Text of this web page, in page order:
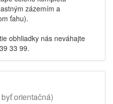
zázemím a
ťahu).
obhliadky nás neváhajte
33 99.
orientačná)